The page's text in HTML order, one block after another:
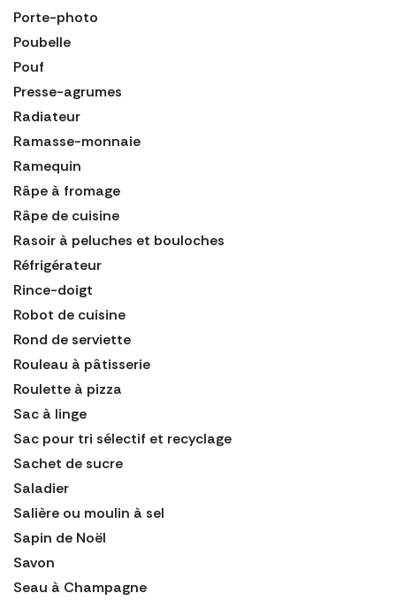
Porte-photo
Poubelle
Pouf
Presse-agrumes
Radiateur
Ramasse-monnaie
Ramequin
Râpe à fromage
Râpe de cuisine
Rasoir à peluches et bouloches
Réfrigérateur
Rince-doigt
Robot de cuisine
Rond de serviette
Rouleau à pâtisserie
Roulette à pizza
Sac à linge
Sac pour tri sélectif et recyclage
Sachet de sucre
Saladier
Salière ou moulin à sel
Sapin de Noël
Savon
Seau à Champagne